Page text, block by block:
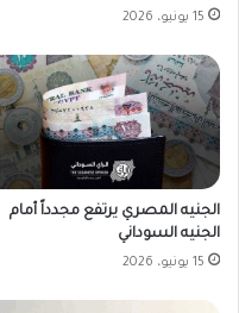
15 يونيو، 2026
الجنيه المصري يرتفع مجدداً أمام
الجنيه السوداني
15 يونيو، 2026